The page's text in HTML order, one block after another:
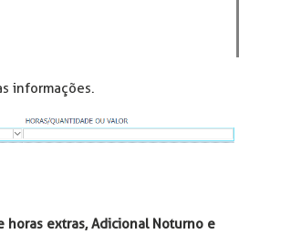
informações.
horas extras, Adicional Noturno e